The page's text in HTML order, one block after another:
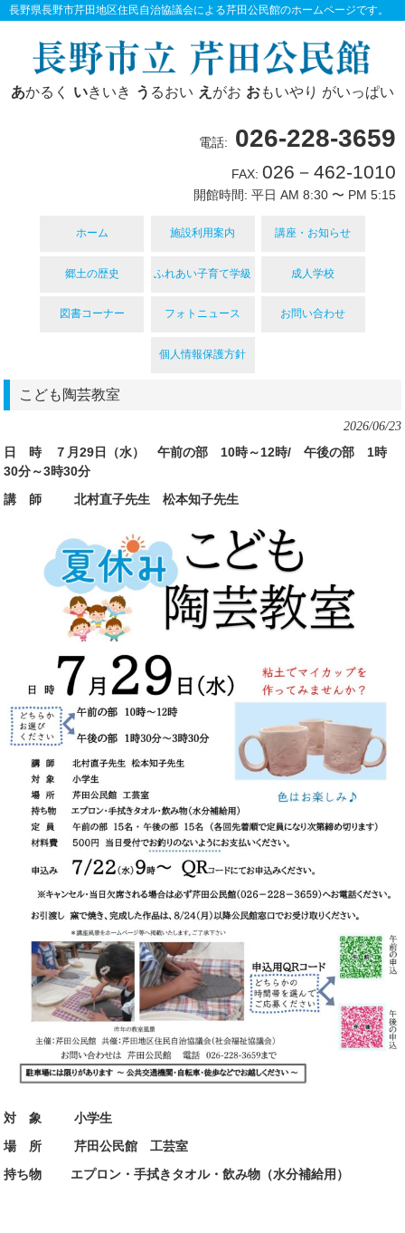
長野県長野市芹田地区住民自治協議会による芹田公民館のホームページです。
あかるく いきいき う るおい え がお おもいやり がいっぱい
電話: 026-228-3659
FAX: 026－462-1010
開館時間: 平日 AM 8:30 〜 PM 5:15
ホーム 施設利用案内 講座・お知らせ
郷土の歴史 ふれあい子育て学級 成人学校
図書コーナー フォトニュース お問い合わせ
個人情報保護方針
こども陶芸教室
2026/06/23
日 時 ７ 月29日（水）午前の部 10時～12時/午後の部 1時
30分～3時30分
講 師
北村直子先生松本知子先生
対 象 小学生
場 所
芹田公民館 工芸室
持ち物
エプロン・手拭きタオル・飲み物（水分補給用）